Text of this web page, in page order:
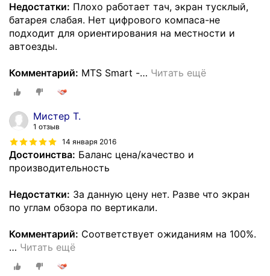
Недостатки: Плохо работает тач, экран тусклый,
батарея слабая. Нет цифрового компаса-не
подходит для ориентирования на местности и
автоезды.
Комментарий: MTS Smart -… Читать ещё
Мистер Т.
1 отзыв
14 января 2016
Достоинства: Баланс цена/качество и
производительность
Недостатки: За данную цену нет. Разве что экран
по углам обзора по вертикали.
Комментарий: Соответствует ожиданиям на 100%.
… Читать ещё